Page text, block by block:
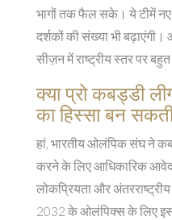
भागों तक फैल सके। ये टीमें नए
दर्शकों की संख्या भी
सीज़न में राष्ट्रीय स्तर पर
क्या प्रो कबड्डी
का हिस्सा बन
हां, भारतीय ओलंपिक संघ ने
करने के लिए आधिकारिक
लोकप्रियता और
2032 के ओलंपिक्स के लिए